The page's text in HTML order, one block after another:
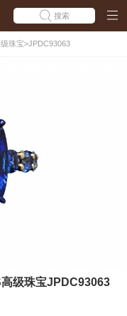
搜索
珠宝>JPDC93063
级珠宝JPDC93063